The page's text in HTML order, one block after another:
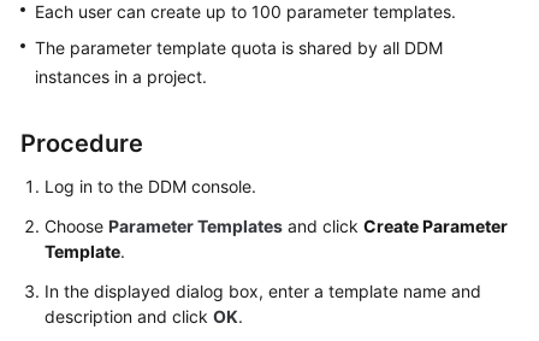
White
Papers
Endpoints
Permissions
Each user can create up to 100 parameter templates.
The parameter template quota is shared by all DDM
instances in a project.
Procedure
Log in to the DDM console.
Choose Parameter Templates and click Create Parameter
Template.
In the displayed dialog box, enter a template name and
description and click OK.